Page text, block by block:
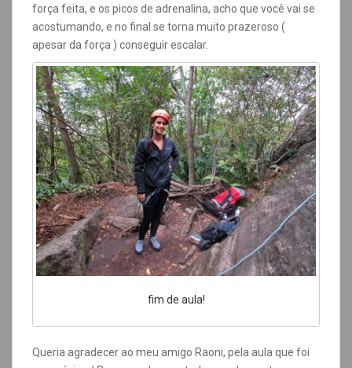
força feita, e os picos de adrenalina, acho que você vai se
acostumando, e no final se torna muito prazeroso (
apesar da força ) conseguir escalar.
fim de aula!
Queria agradecer ao meu amigo Raoni, pela aula que foi